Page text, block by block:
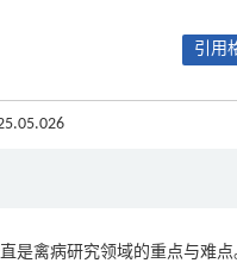
引用
是禽病研究领域的重点与难